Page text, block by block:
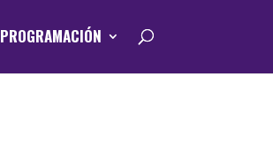
PROGRAMACIÓN